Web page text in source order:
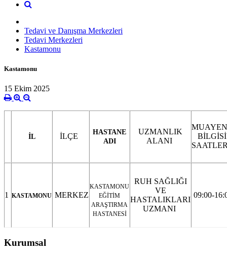
Tedavi ve Danışma Merkezleri
Tedavi Merkezleri
Kastamonu
Kastamonu
15 Ekim 2025
İL İLÇE
HASTANE
ADI
UZMANLIK
ALANI
BİLGİSİ
1 KASTAMONU MERKEZ
KASTAMONU
EĞİTİM
ARAŞTIRMA
HASTANESİ
RUH SAĞLIĞI
VE
HASTALIKLARI
UZMANI
09:00-
Kurumsal